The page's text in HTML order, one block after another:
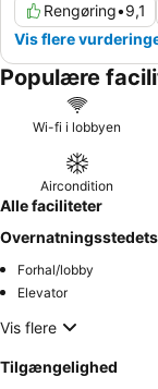
Rengøring•9,1
Vis flere
Populære
Wi-fi i lobbyen
Aircondition
Alle faciliteter
Forhal/lobby
Elevator
Vis flere
Tilgængelighed